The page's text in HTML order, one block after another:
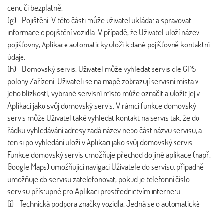
cenu či bezplatně.
(g) Pojištění. V této části může uživatel ukládat a spravovat
informace o pojištění vozidla. V případě, že Uživatel uloží název
pojišťovny, Aplikace automaticky uloží k dané pojišťovně kontaktní
údaje.
(h) Domovský servis. Uživatel může vyhledat servis dle GPS
polohy Zařízení. Uživateli se na mapě zobrazují servisní místa v
jeho blízkosti; vybrané servisní místo může označit a uložit jej v
Aplikaci jako svůj domovský servis. V rámci funkce domovský
servis může Uživatel také vyhledat kontakt na servis tak, že do
řádku vyhledávání adresy zadá název nebo část názvu servisu, a
ten si po vyhledání uloží v Aplikaci jako svůj domovský servis.
Funkce domovský servis umožňuje přechod do jiné aplikace (např.
Google Maps) umožňující navigaci Uživatele do servisu, případně
umožňuje do servisu zatelefonovat, pokud je telefonní číslo
servisu přístupné pro Aplikaci prostřednictvím internetu.
(i) Technická podpora značky vozidla. Jedná se o automatické